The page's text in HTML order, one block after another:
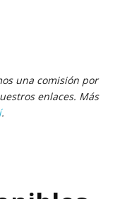
una comisión por
enlaces. Más
.